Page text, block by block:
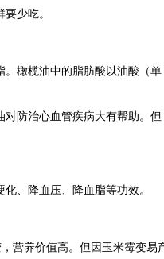
少吃。
橄榄油中的脂肪酸以油酸（单
防治心血管疾病大有帮助。但
、降血压、降血脂等功效。
营养价值高。但因玉米霉变易